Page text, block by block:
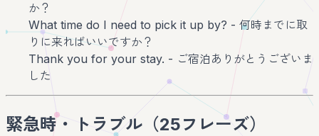
か？
What time do I need to pick it up by? - 何時までに取
りに来ればいいですか？
Thank you for your stay. - ご宿泊ありがとうございま
した
緊急時・トラブル（25フレーズ）